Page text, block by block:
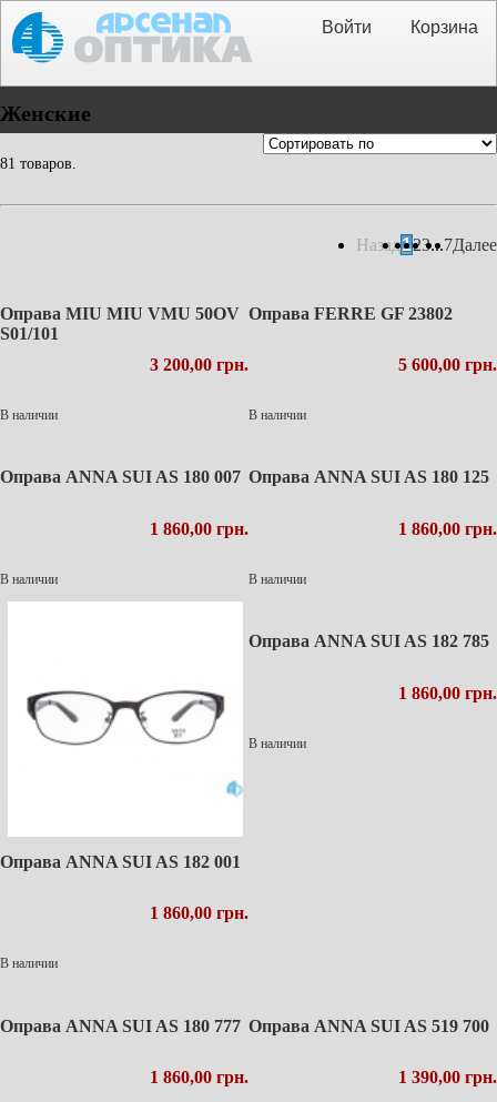
Корзина
Войти
Женские
81 товаров.
Назад123...7Далее
Оправа MIU MIU VMU 50OV
S01/101
3 200,00 грн.
В наличии
Оправа FERRE GF 23802
5 600,00 грн.
В наличии
Оправа ANNA SUI AS 180 007
1 860,00 грн.
В наличии
Оправа ANNA SUI AS 180 125
1 860,00 грн.
В наличии
Оправа ANNA SUI AS 182 001
1 860,00 грн.
В наличии
Оправа ANNA SUI AS 182 785
1 860,00 грн.
В наличии
Оправа ANNA SUI AS 180 777
1 860,00 грн.
Оправа ANNA SUI AS 519 700
1 390,00 грн.